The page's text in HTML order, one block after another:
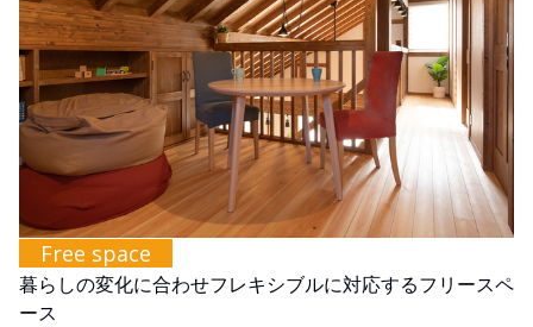
Free space
暮らしの変化に合わせフレキシブルに対応するフリースペ
ース